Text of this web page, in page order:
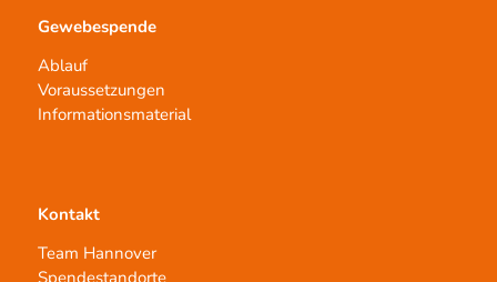
Gewebespende
Ablauf
Voraussetzungen
Informationsmaterial
Kontakt
Team Hannover